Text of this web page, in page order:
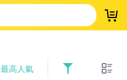
登
最高人氣